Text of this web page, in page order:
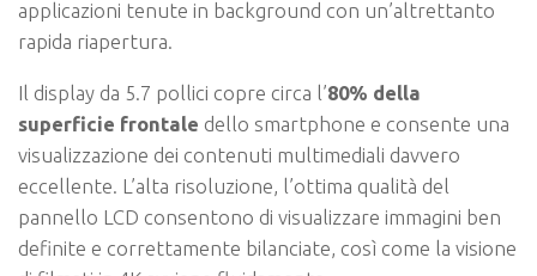
applicazioni tenute in background con un’altrettanto
rapida riapertura.
Il display da 5.7 pollici copre circa l’80% della
superficie frontale dello smartphone e consente una
visualizzazione dei contenuti multimediali davvero
eccellente. L’alta risoluzione, l’ottima qualità del
pannello LCD consentono di visualizzare immagini ben
definite e correttamente bilanciate, così come la visione